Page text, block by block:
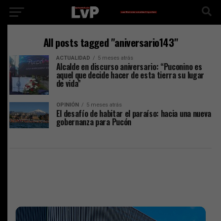
All posts tagged "aniversario143"
ACTUALIDAD 5 meses atrás
Alcalde en discurso aniversario: “Puconino es
aquel que decide hacer de esta tierra su lugar
de vida”
OPINIÓN 5 meses atrás
El desafío de habitar el paraíso: hacia una nueva
gobernanza para Pucón